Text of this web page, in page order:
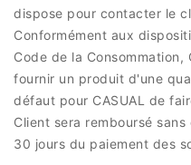
dispose pour contacter le
Conformément aux
Code de la Consommation,
fournir un produit d'une
défaut pour CASUAL de
Client sera remboursé
30 jours du paiement des